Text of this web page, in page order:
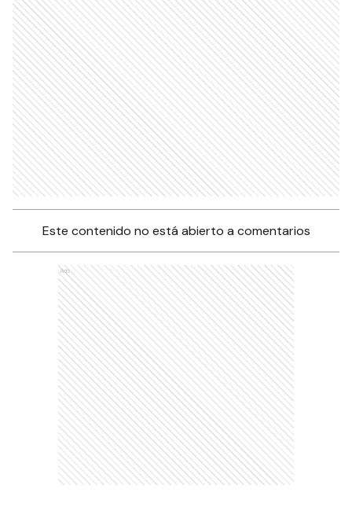
Este contenido no está abierto a comentarios
Ads